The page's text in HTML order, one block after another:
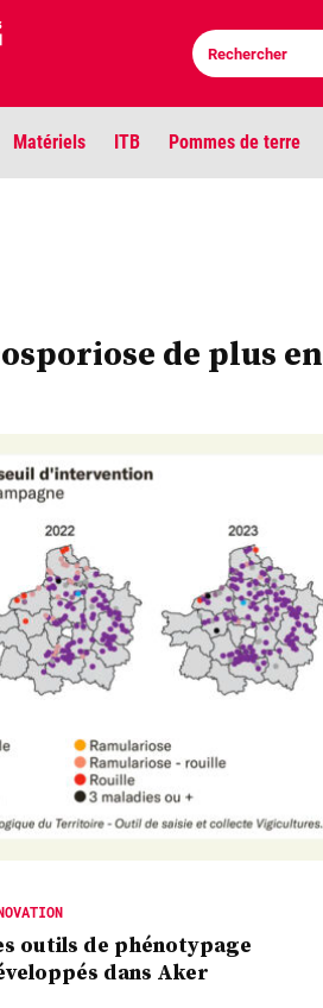
Matériels ITB Pommes de terre
louvetiers devant le
de plus en
outils de phénotypage
dans Aker